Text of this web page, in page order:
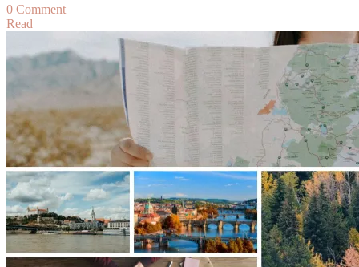
Exploration:
Top
Attractions
and
Ultimate
Do
0 Commenton
士】
伯
日
漫
遊：
介、
交
通、
景
Read